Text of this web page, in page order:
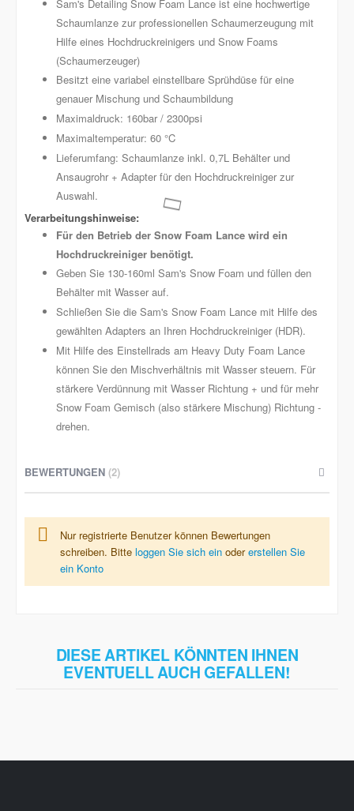
Sam's Detailing Snow Foam Lance ist eine hochwertige
Schaumlanze zur professionellen Schaumerzeugung mit
Hilfe eines Hochdruckreinigers und Snow Foams
(Schaumerzeuger)
Besitzt eine variabel einstellbare Sprühdüse für eine
genauer Mischung und Schaumbildung
Maximaldruck: 160bar / 2300psi
Maximaltemperatur: 60 °C
Lieferumfang: Schaumlanze inkl. 0,7L Behälter und
Ansaugrohr + Adapter für den Hochdruckreiniger zur
Auswahl.
Für den Betrieb der Snow Foam Lance wird ein
Hochdruckreiniger benötigt.
Geben Sie 130-160ml Sam's Snow Foam und füllen den
Behälter mit Wasser auf.
Schließen Sie die Sam's Snow Foam Lance mit Hilfe des
gewählten Adapters an Ihren Hochdruckreiniger (HDR).
Mit Hilfe des Einstellrads am Heavy Duty Foam Lance
können Sie den Mischverhältnis mit Wasser steuern. Für
stärkere Verdünnung mit Wasser Richtung + und für mehr
Snow Foam Gemisch (also stärkere Mischung) Richtung -
drehen.
BEWERTUNGEN 2
Nur registrierte Benutzer können Bewertungen
schreiben. Bitte loggen Sie sich ein odererstellen Sie
ein Konto
DIESE ARTIKEL KÖNNTEN IHNEN
EVENTUELL AUCH GEFALLEN!